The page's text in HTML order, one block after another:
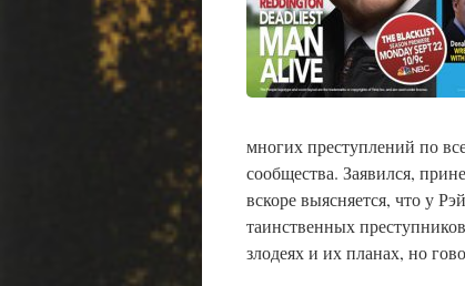
многих преступлений по
сообщества. Заявился,
вскоре выясняется, что у
таинственных
злодеях и их планах, но